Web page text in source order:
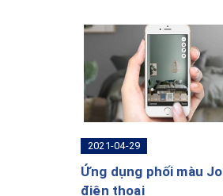
2021-04-29
Ứng dụng phối màu
điện thoại